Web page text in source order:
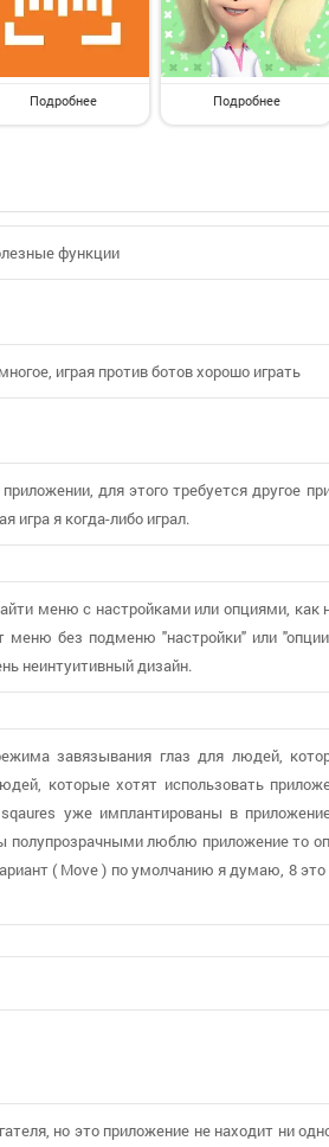
Подробнее Подробнее
функции
играя против ботов хорошо играть
для этого требуется другое
игра я когда-либо играл.
меню с настройками или опциями, как
меню без подменю "настройки" или
неинтуитивный дизайн.
завязывания глаз для людей,
которые хотят использовать
уже имплантированы в
полупрозрачными люблю приложение то
( Move ) по умолчанию я думаю, 8 это
но это приложение не находит ни